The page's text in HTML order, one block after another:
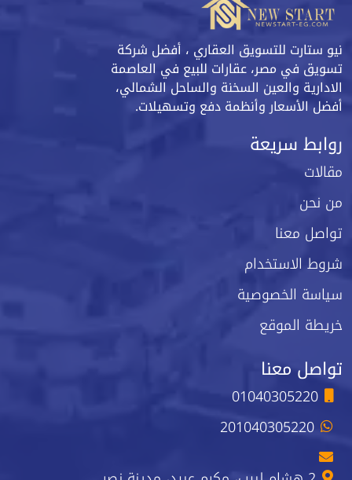
نيو ستارت للتسويق العقاري ، أفضل شركة
تسويق في مصر، عقارات للبيع في العاصمة
الادارية والعين السخنة والساحل الشمالي،
أفضل الأسعار وأنظمة دفع وتسهيلات.
روابط سريعة
مقالات
من نحن
تواصل معنا
شروط الاستخدام
سياسة الخصوصية
خريطة الموقع
تواصل معنا
01040305220
201040305220